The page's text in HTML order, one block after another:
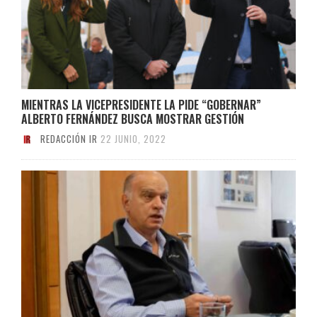
MIENTRAS LA VICEPRESIDENTE LA PIDE “GOBERNAR”
ALBERTO FERNÁNDEZ BUSCA MOSTRAR GESTIÓN
REDACCIÓN IR 22 JUNIO, 2022